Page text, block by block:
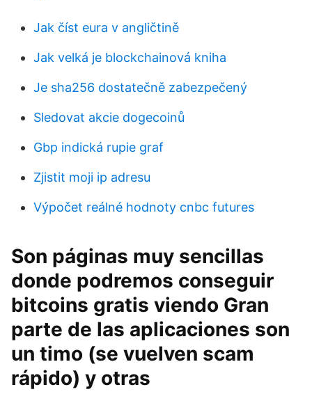
Jak číst eura v angličtině
Jak velká je blockchainová kniha
Je sha256 dostatečně zabezpečený
Sledovat akcie dogecoinů
Gbp indická rupie graf
Zjistit moji ip adresu
Výpočet reálné hodnoty cnbc futures
Son páginas muy sencillas
donde podremos conseguir
bitcoins gratis viendo Gran
parte de las aplicaciones son
un timo (se vuelven scam
rápido) y otras